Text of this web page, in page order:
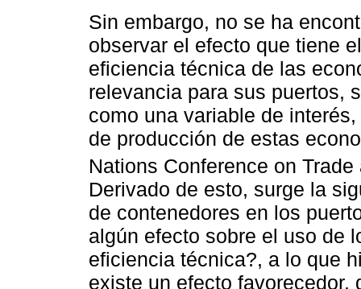
Sin embargo, no se ha
observar el efecto que tiene
eficiencia técnica de las
relevancia para sus puertos,
como una variable de
de producción de estas
Nations Conference on
Derivado de esto, surge la
de contenedores en los
algún efecto sobre el uso de
eficiencia técnica?, a lo que
existe un efecto favorecedor,